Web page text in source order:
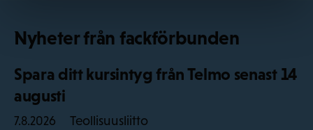
Nyheter från fackförbunden
Spara ditt kursintyg från Telmo senast 14
augusti
7.8.2026 Teollisuusliitto